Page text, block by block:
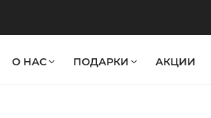
АКЦИИ
О НАС ПОДАРКИ